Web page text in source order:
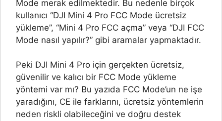
Mode merak edilmektedir. Bu nedenle birçok
kullanıcı “DJI Mini 4 Pro FCC Mode ücretsiz
yükleme”, “Mini 4 Pro FCC açma” veya “DJI FCC
Mode nasıl yapılır?” gibi aramalar yapmaktadır.
Peki DJI Mini 4 Pro için gerçekten ücretsiz,
güvenilir ve kalıcı bir FCC Mode yükleme
yöntemi var mı? Bu yazıda FCC Mode’un ne işe
yaradığını, CE ile farklarını, ücretsiz yöntemlerin
neden riskli olabileceğini ve doğru destek